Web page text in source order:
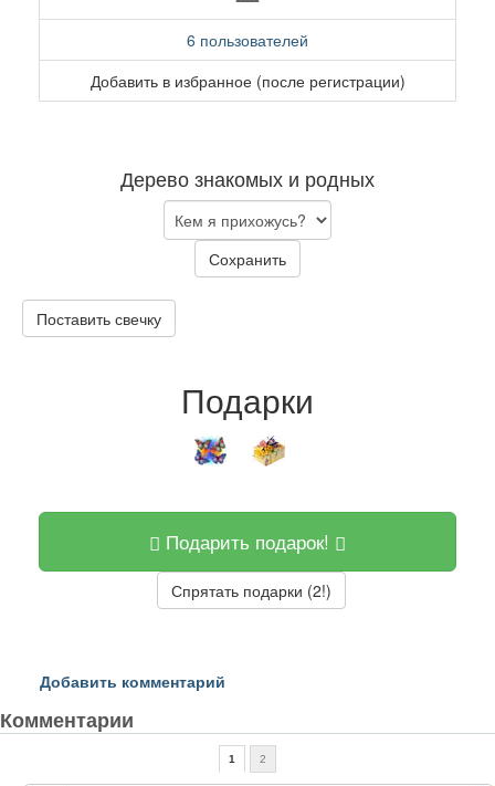
6 пользователей
Добавить в избранное (после регистрации)
Дерево знакомых и родных
Сохранить
Поставить свечку
Подарки
Подарить подарок!
Спрятать подарки (2!)
Добавить комментарий
Комментарии
1 2